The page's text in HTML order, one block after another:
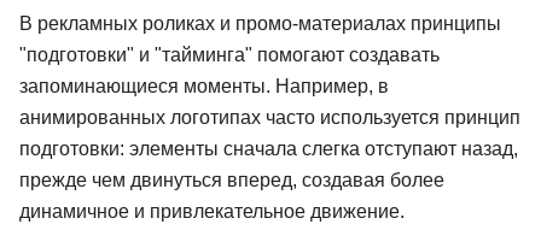
В рекламных роликах и промо-материалах принципы
"подготовки" и "тайминга" помогают создавать
запоминающиеся моменты. Например, в
анимированных логотипах часто используется принцип
подготовки: элементы сначала слегка отступают назад,
прежде чем двинуться вперед, создавая более
динамичное и привлекательное движение.